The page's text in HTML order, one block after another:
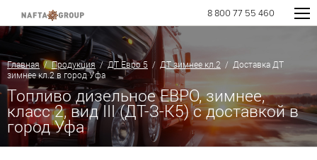
8 800 77 55 460
Главная/Продукция/ДТ Евро 5 / ДТ зимнее кл.2 / Доставка ДТ
зимнее кл.2 в город Уфа
Топливо дизельное ЕВРО, зимнее,
класс 2, вид III (ДТ-З-К5) с доставкой в
город Уфа